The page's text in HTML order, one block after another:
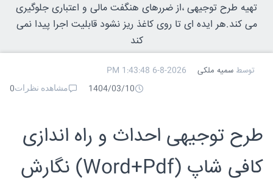
تهیه طرح توجیهی ،از ضررهای هنگفت مالی و اعتباری جلوگیری
می کند.هر ایده ای تا روی کاغذ ریز نشود قابلیت اجرا پیدا نمی
کند
توسط سمیه ملکی
6-8-2026 1:43:48 PM
1404/03/10
مشاهده نظرات0
طرح توجیهی احداث و راه اندازی
کافی شاپ (Word+Pdf) نگارش